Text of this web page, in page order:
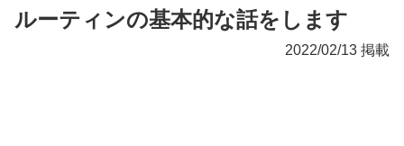
ルーティンの基本的な話をします
2022/02/13 掲載